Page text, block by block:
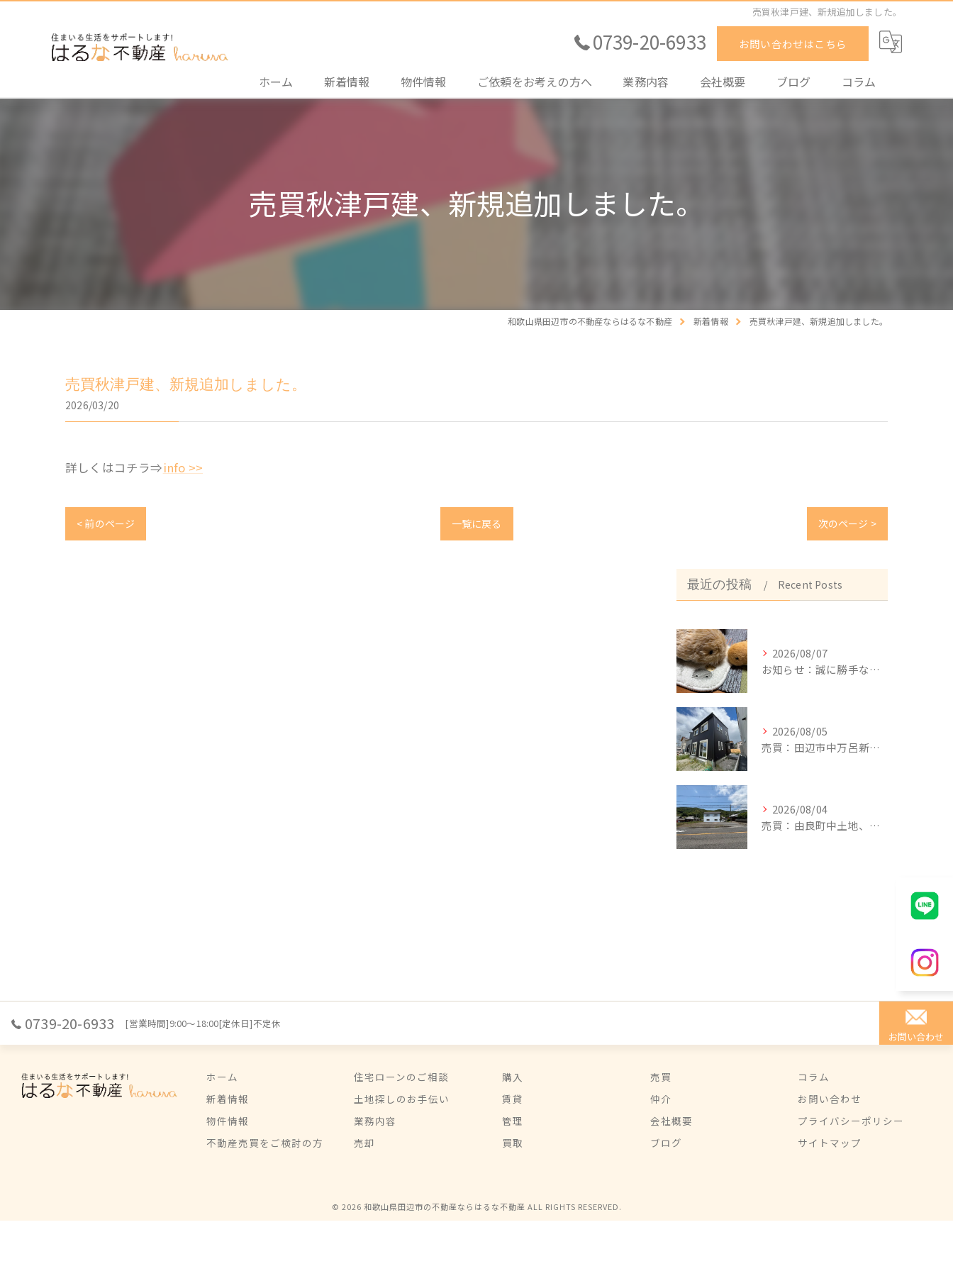
売買秋津戸建、新規追加しました。
0739-20-6933 お問い合わせはこちら
ホーム 新着情報 物件情報
売買その他情報
賃貸情報
ご依頼をお考えの方へ
土地探しのお手伝い
業務内容
賃貸
仲介
会社概要 ブログ コラム
売買秋津戸建、新規追加しました。
和歌山県田辺市の不動産ならはるな不動産 新着情報 売買秋津戸建、新規追加しました。
売買秋津戸建、新規追加しました。
2026/03/20
詳しくはコチラ⇒info >>
< 前のページ 一覧に戻る 次のページ >
最近の投稿 Recent Posts
2026/08/07
お知らせ：誠に勝手ながら、8/8（土）～18（月）まで、夏季休暇とさせて頂きます。期間中のお問い合わせにつきましては、お問い合わせフォーム、メール、公式LINE、FAXで承っております。8/19（水）以降、順次回答致しますので、ご不便をおかけしますが、何卒宜しくお願い申し上げます。
2026/08/05
売買：田辺市中万呂新築建売住宅、新規追加しました。
2026/08/04
売買：由良町中土地、値下げしました。
0739-20-6933
[営業時間]9:00～18:00[定休日]不定休
お問い合わせ
ホーム
新着情報
物件情報
不動産売買をご検討の方
住宅ローンのご相談
土地探しのお手伝い
業務内容
売却
購入
賃貸
管理
買取
売買
仲介
会社概要
ブログ
コラム
お問い合わせ
プライバシーポリシー
サイトマップ
© 2026 和歌山県田辺市の不動産ならはるな不動産 ALL RIGHTS RESERVED.